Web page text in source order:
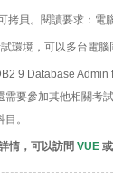
貝。閱讀要求：電
環境，可以多台電腦
9 Database
要參加其他相關考
。
情，可以訪問 VUE 或